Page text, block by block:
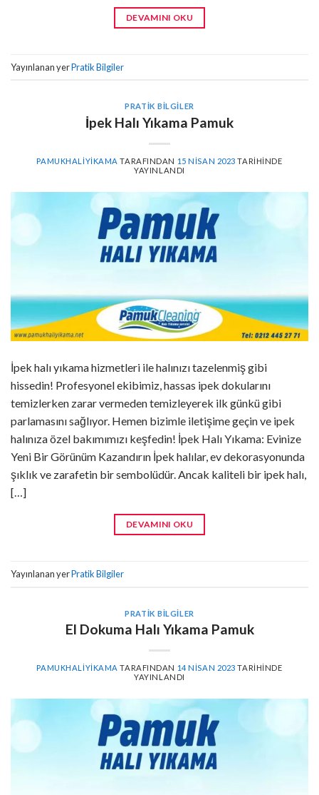
DEVAMINI OKU
Yayınlanan yerPratik Bilgiler
PRATIK BILGILER
İpek Halı Yıkama Pamuk
PAMUKHALIYIKAMA TARAFINDAN 15 NISAN 2023 TARIHINDE
YAYINLANDI
İpek halı yıkama hizmetleri ile halınızı tazelenmiş gibi
hissedin! Profesyonel ekibimiz, hassas ipek dokularını
temizlerken zarar vermeden temizleyerek ilk günkü gibi
parlamasını sağlıyor. Hemen bizimle iletişime geçin ve ipek
halınıza özel bakımımızı keşfedin! İpek Halı Yıkama: Evinize
Yeni Bir Görünüm Kazandırın İpek halılar, ev dekorasyonunda
şıklık ve zarafetin bir sembolüdür. Ancak kaliteli bir ipek halı,
[…]
DEVAMINI OKU
Yayınlanan yerPratik Bilgiler
PRATIK BILGILER
El Dokuma Halı Yıkama Pamuk
PAMUKHALIYIKAMA TARAFINDAN 14 NISAN 2023 TARIHINDE
YAYINLANDI